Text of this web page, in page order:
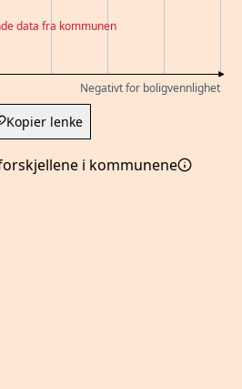
Negativt for boligvennlighet
data fra kommunen
Kopier lenke
i kommunene